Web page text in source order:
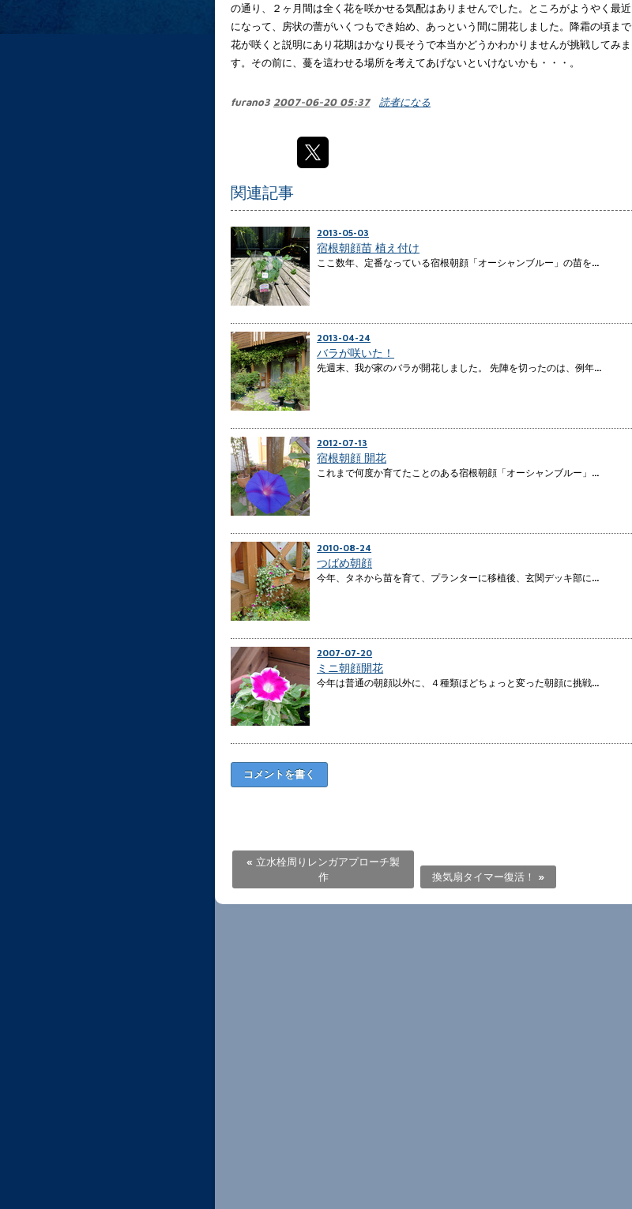
の通り、２ヶ月間は全く花を咲かせる気配はありませんでした。ところがようやく最近
になって、房状の蕾がいくつもでき始め、あっという間に開花しました。降霜の頃まで
花が咲くと説明にあり花期はかなり長そうで本当かどうかわかりませんが挑戦してみま
す。その前に、蔓を這わせる場所を考えてあげないといけないかも・・・。
furano3 2007-06-20 05:37 読者になる
関連記事
2013-05-03
宿根朝顔苗 植え付け
ここ数年、定番なっている宿根朝顔「オーシャンブルー」の苗を…
2013-04-24
バラが咲いた！
先週末、我が家のバラが開花しました。 先陣を切ったのは、例年…
2012-07-13
宿根朝顔 開花
これまで何度か育てたことのある宿根朝顔「オーシャンブルー」…
2010-08-24
つばめ朝顔
今年、タネから苗を育て、プランターに移植後、玄関デッキ部に…
2007-07-20
ミニ朝顔開花
今年は普通の朝顔以外に、４種類ほどちょっと変った朝顔に挑戦…
コメントを書く
« 立水栓周りレンガアプローチ製
作
換気扇タイマー復活！ »